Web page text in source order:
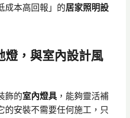
成本高回報」的居家照明設
燈，與室內設計風
飾的室內燈具 ，能夠靈活補
的安裝不需要任何施工，只